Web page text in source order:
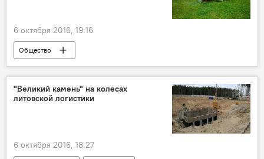
6 октября 2016, 19:16
Общество
Белый клык, острый нюх: служебные собаки Литвы
"Великий камень" на колесах
литовской логистики
6 октября 2016, 18:27